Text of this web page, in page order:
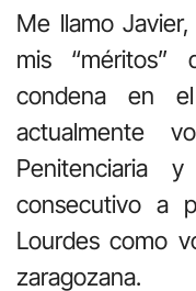
Me llamo
mis “méritos”
condena en
actualmente
Penitenciaria
consecutivo a
Lourdes como
zaragozana.